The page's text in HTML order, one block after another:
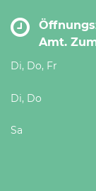
Amt.
Di, Do, Fr
Di, Do
Sa